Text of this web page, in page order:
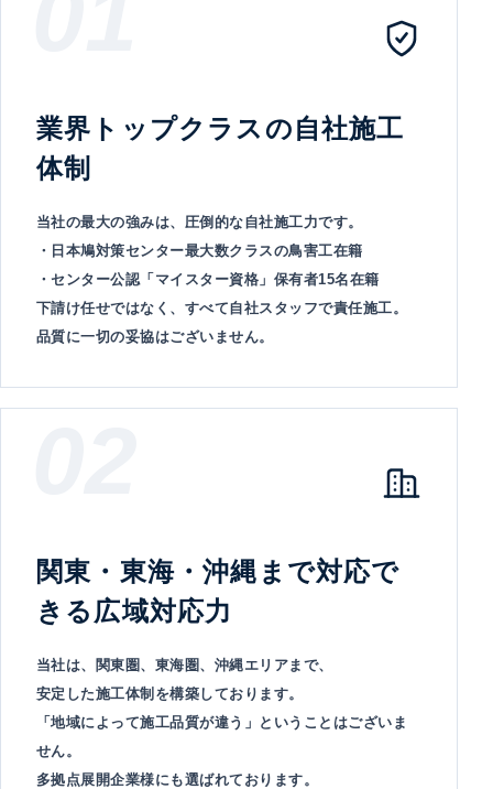
業界トップクラスの自社施工
体制
当社の最大の強みは、圧倒的な自社施工力です。
・日本鳩対策センター最大数クラスの鳥害工在籍
・センター公認「マイスター資格」保有者15名在籍
下請け任せではなく、すべて自社スタッフで責任施工。
品質に一切の妥協はございません。
関東・東海・沖縄まで対応で
きる広域対応力
当社は、関東圏、東海圏、沖縄エリアまで、
安定した施工体制を構築しております。
「地域によって施工品質が違う」ということはございま
せん。
多拠点展開企業様にも選ばれております。